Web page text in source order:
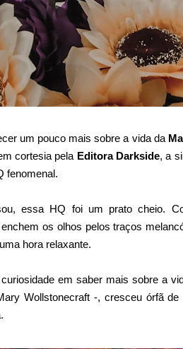
um pouco mais sobre a vida da
cortesia pela Editora Darkside, a
fenomenal.
essa HQ foi um prato cheio.
os olhos pelos traços
hora relaxante.
em saber mais sobre a
Wollstonecraft -, cresceu órfã